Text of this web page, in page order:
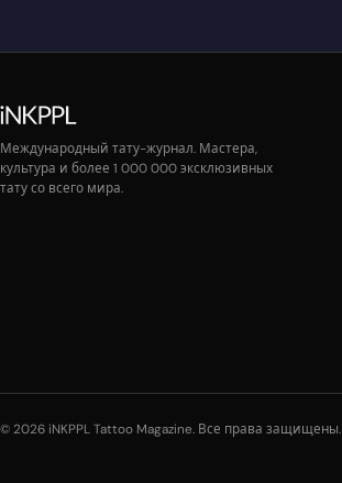
Международный тату-журнал. Мастера,
культура и более 1 000 000 эксклюзивных
тату со всего мира.
© 2026 iNKPPL Tattoo Magazine. Все права защищены.